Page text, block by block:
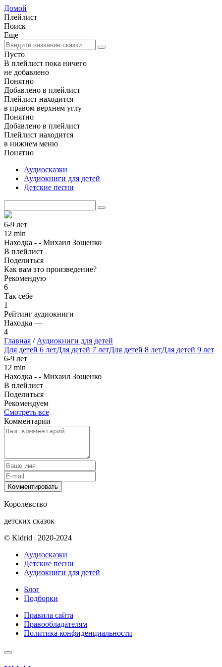
Домой
Плейлист
Поиск
Еще
Пусто
В плейлист пока ничего
не добавлено
Понятно
Добавлено в плейлист
Плейлист находится
в правом верхнем углу
Понятно
Добавлено в плейлист
Плейлист находится
в нижнем меню
Понятно
Аудиосказки
Аудиокниги для детей
Детские песни
6-9 лет
12 min
Находка - - Михаил Зощенко
В плейлист
Поделиться
Как вам это произведение?
Рекомендую
6
Так себе
1
Рейтинг аудиокниги
Находка —
4
Главная / Аудиокниги для детей
Для детей 6 летДля детей 7 летДля детей 8 летДля детей 9 лет
6-9 лет
12 min
Находка - - Михаил Зощенко
В плейлист
Поделиться
Рекомендуем
Смотреть все
Комментарии
Комментировать
Королевство
детских сказок
© Kidrid | 2020-2024
Аудиосказки
Детские песни
Аудиокниги для детей
Блог
Подборки
Правила сайта
Правообладателям
Политика конфиденциальности